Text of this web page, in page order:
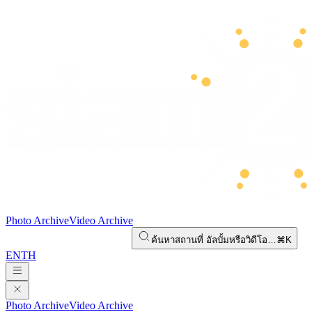
Photo ArchiveVideo Archive
ค้นหาสถานที่ อัลบั้มหรือวิดีโอ…⌘K
ENTH
Photo ArchiveVideo Archive